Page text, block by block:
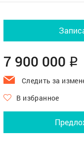
7 900 000 q
Следить за
В избранное